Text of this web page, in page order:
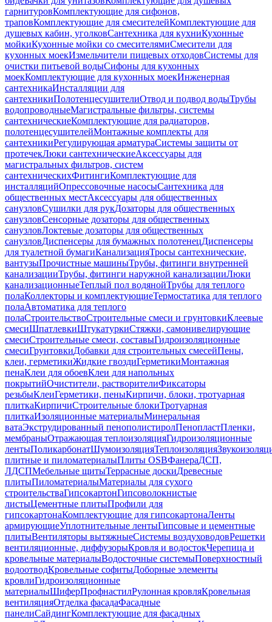
гарнитуровКомплектующие для сифонов,
траповКомплектующие для смесителейКомплектующие для
душевых кабин, уголковСантехника для кухниКухонные
мойкиКухонные мойки со смесителямиСмесители для
кухонных моекИзмельчители пищевых отходовСистемы для
очистки питьевой водыСифоны для кухонных
моекКомплектующие для кухонных моекИнженерная
сантехникаИнсталляции для
сантехникиПолотенцесушителиОтвод и подвод водыТрубы
водопроводныеМагистральные фильтры, системы
сантехническиеКомплектующие для радиаторов,
полотенцесушителейМонтажные комплекты для
сантехникиРегулирующая арматураСистемы защиты от
протечекЛюки сантехническиеАксессуары для
магистральных фильтров, систем
сантехническихФитингиКомплектующие для
инсталляцийОпрессовочные насосыСантехника для
общественных местАксессуары для общественных
санузловСушилки для рукДозаторы для общественных
санузловСенсорные дозаторы для общественных
санузловЛоктевые дозаторы для общественных
санузловДиспенсеры для бумажных полотенецДиспенсеры
для туалетной бумагиКанализацияТросы сантехнические,
вантузыПрочистные машиныТрубы, фитинги внутренней
канализацииТрубы, фитинги наружной канализацииЛюки
канализационныеТеплый пол водянойТрубы для теплого
полаКоллекторы и комплектующиеТермостатика для теплого
полаАвтоматика для теплого
полаСтроительствоСтроительные смеси и грунтовкиКлеевые
смесиШпатлевкиШтукатуркиСтяжки, самонивелирующие
смесиСтроительные смеси, составыГидроизоляционные
смесиГрунтовкиДобавки для строительных смесейПены,
клеи, герметикиЖидкие гвоздиГерметикиМонтажная
пенаКлеи для обоевКлеи для напольных
покрытийОчистители, растворителиФиксаторы
резьбыКлеиГерметики, пеныКирпичи, блоки, тротуарная
плиткаКирпичиСтроительные блокиТротуарная
плиткаИзоляционные материалыМинеральная
ватаЭкструдированный пенополистиролПенопластПленки,
мембраныОтражающая теплоизоляцияГидроизоляционные
лентыПоликарбонатШумоизоляцияТеплоизоляция
плитные и пиломатериалыПлиты OSBФанераДСП,
ЛДСПМебельные щитыТеррасные доскиДревесные
плитыПиломатериалыМатериалы для сухого
строительстваГипсокартонГипсоволокнистые
листыЦементные плитыПрофили для
гипсокартонаКомплектующие для гипсокартонаЛенты
армирующиеУплотнительные лентыГипсовые и цементные
плитыВентиляторы вытяжныеСистемы воздуховодовРешетки
вентиляционные, диффузорыКровля и водостокЧерепица и
кровельные материалыВодосточные системыПоверхностный
водоотводКровельные софитыДоборные элементы
кровлиГидроизоляционные
материалыШиферПрофнастилРулонная кровляКровельная
вентиляцияОтделка фасадаФасадные
панелиСайдингКомплектующие для фасадных